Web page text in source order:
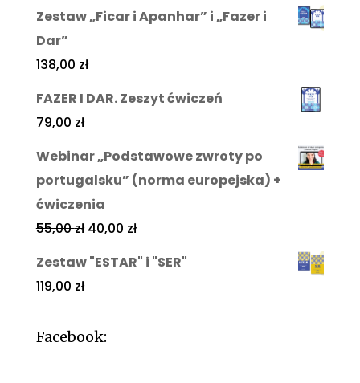
Zestaw „Ficar i Apanhar” i „Fazer i
Dar”
138,00 zł
FAZER I DAR. Zeszyt ćwiczeń
79,00 zł
Webinar „Podstawowe zwroty po
portugalsku” (norma europejska) +
ćwiczenia
55,00zł 40,00 zł
Zestaw "ESTAR" i "SER"
119,00 zł
Facebook: